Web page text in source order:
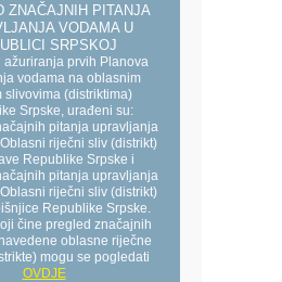
ZNAČAJNIH PITANJA
VODAMA U
SRPSKOJ
ažuriranja prvih Planova
vodama na oblasnim
slivovima (distriktima)
Srpske, urađeni su:
pitanja upravljanja
riječni sliv (distrikt)
Republike Srpske i
pitanja upravljanja
riječni sliv (distrikt)
Republike Srpske.
čine pregled značajnih
oblasne riječne
mogu se pogledati
OVDJE